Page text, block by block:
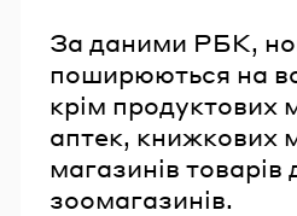
За даними РБК,
поширюються на
крім продуктових
аптек, книжкових
магазинів товарів
зоомагазинів.